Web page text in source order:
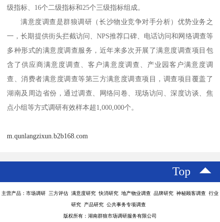
级指标、16个二级指标和25个三级指标组成。
满意度调查是群狼调研（长沙物业竞争对手分析） 优势业务之
一，长期提供街头拦截访问、 NPS推荐口碑、电话访问和网络调查等
多种形式的满意度调查服务， 近年来多次开展了满意度调查项目包
含了供应商满意度调查、客户满意度调查、产业园客户满意度调
查、消费者满意度调查等第三方满意度调查项目，调查项目覆盖了
湖南及周边省份 ，通过调查、网络问卷、 现场访问 、深度访谈、焦
点小组等方式调研有效样本超 1,000,000个。
m.qunlangzixun.b2b168.com
Top
主营产品：市场调研 三方评估 满意度研究 快消研究 地产物业调查 品牌研究 神秘顾客调查 行业
研究 产品研究 公共事务专项调查
版权所有：湖南群狼市场调研服务有限公司